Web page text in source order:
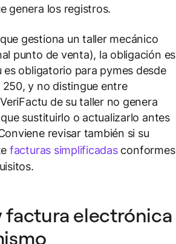
genera los registros.
gestiona un taller mecánico
punto de venta), la obligación es
es obligatorio para pymes desde
y no distingue entre
de su taller no genera
sustituirlo o actualizarlo antes
revisar también si su
facturas simplificadasconformes
factura electrónica